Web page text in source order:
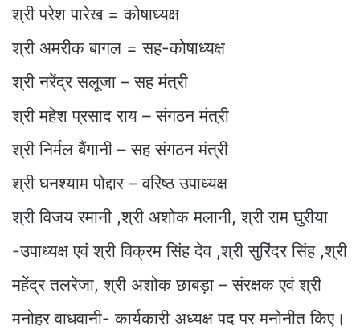
श्री परेश पारेख = कोषाध्यक्ष
श्री अमरीक बागल = सह-कोषाध्यक्ष
श्री नरेंद्र सलूजा – सह मंत्री
श्री महेश प्रसाद राय – संगठन मंत्री
श्री निर्मल बैंगानी – सह संगठन मंत्री
श्री घनश्याम पोद्दार – वरिष्ठ उपाध्यक्ष
श्री विजय रमानी ,श्री अशोक मलानी, श्री राम घुरीया
-उपाध्यक्ष एवं श्री विक्रम सिंह देव ,श्री सुरिंदर सिंह ,श्री
महेंद्र तलरेजा, श्री अशोक छाबड़ा – संरक्षक एवं श्री
मनोहर वाधवानी- कार्यकारी अध्यक्ष पद पर मनोनीत किए।